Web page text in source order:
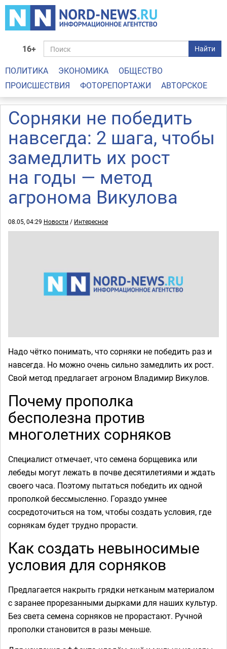
16+ Найти
ПОЛИТИКА ЭКОНОМИКА
ОБЩЕСТВО
ПРОИСШЕСТВИЯ
ФОТОРЕПОРТАЖИ АВТОРСКОЕ
Сорняки не победить
навсегда: 2 шага, чтобы
замедлить их рост
на годы — метод
агронома Викулова
08.05, 04:29 Новости / Интересное
Надо чётко понимать, что сорняки не победить раз и
навсегда. Но можно очень сильно замедлить их рост.
Свой метод предлагает агроном Владимир Викулов.
Почему прополка
бесполезна против
многолетних сорняков
Специалист отмечает, что семена борщевика или
лебеды могут лежать в почве десятилетиями и ждать
своего часа. Поэтому пытаться победить их одной
прополкой бессмысленно. Гораздо умнее
сосредоточиться на том, чтобы создать условия, где
сорнякам будет трудно прорасти.
Как создать невыносимые
условия для сорняков
Предлагается накрыть грядки нетканым материалом
с заранее прорезанными дырками для наших культур.
Без света семена сорняков не прорастают. Ручной
прополки становится в разы меньше.